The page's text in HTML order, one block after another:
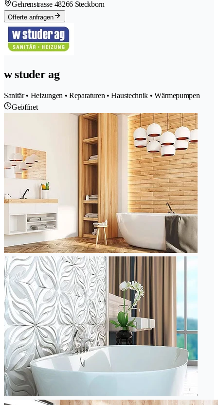
Gehrenstrasse 48266 Steckborn
Offerte anfragen
w studer ag
Sanitär • Heizungen • Reparaturen • Haustechnik • Wärmepumpen
Geöffnet